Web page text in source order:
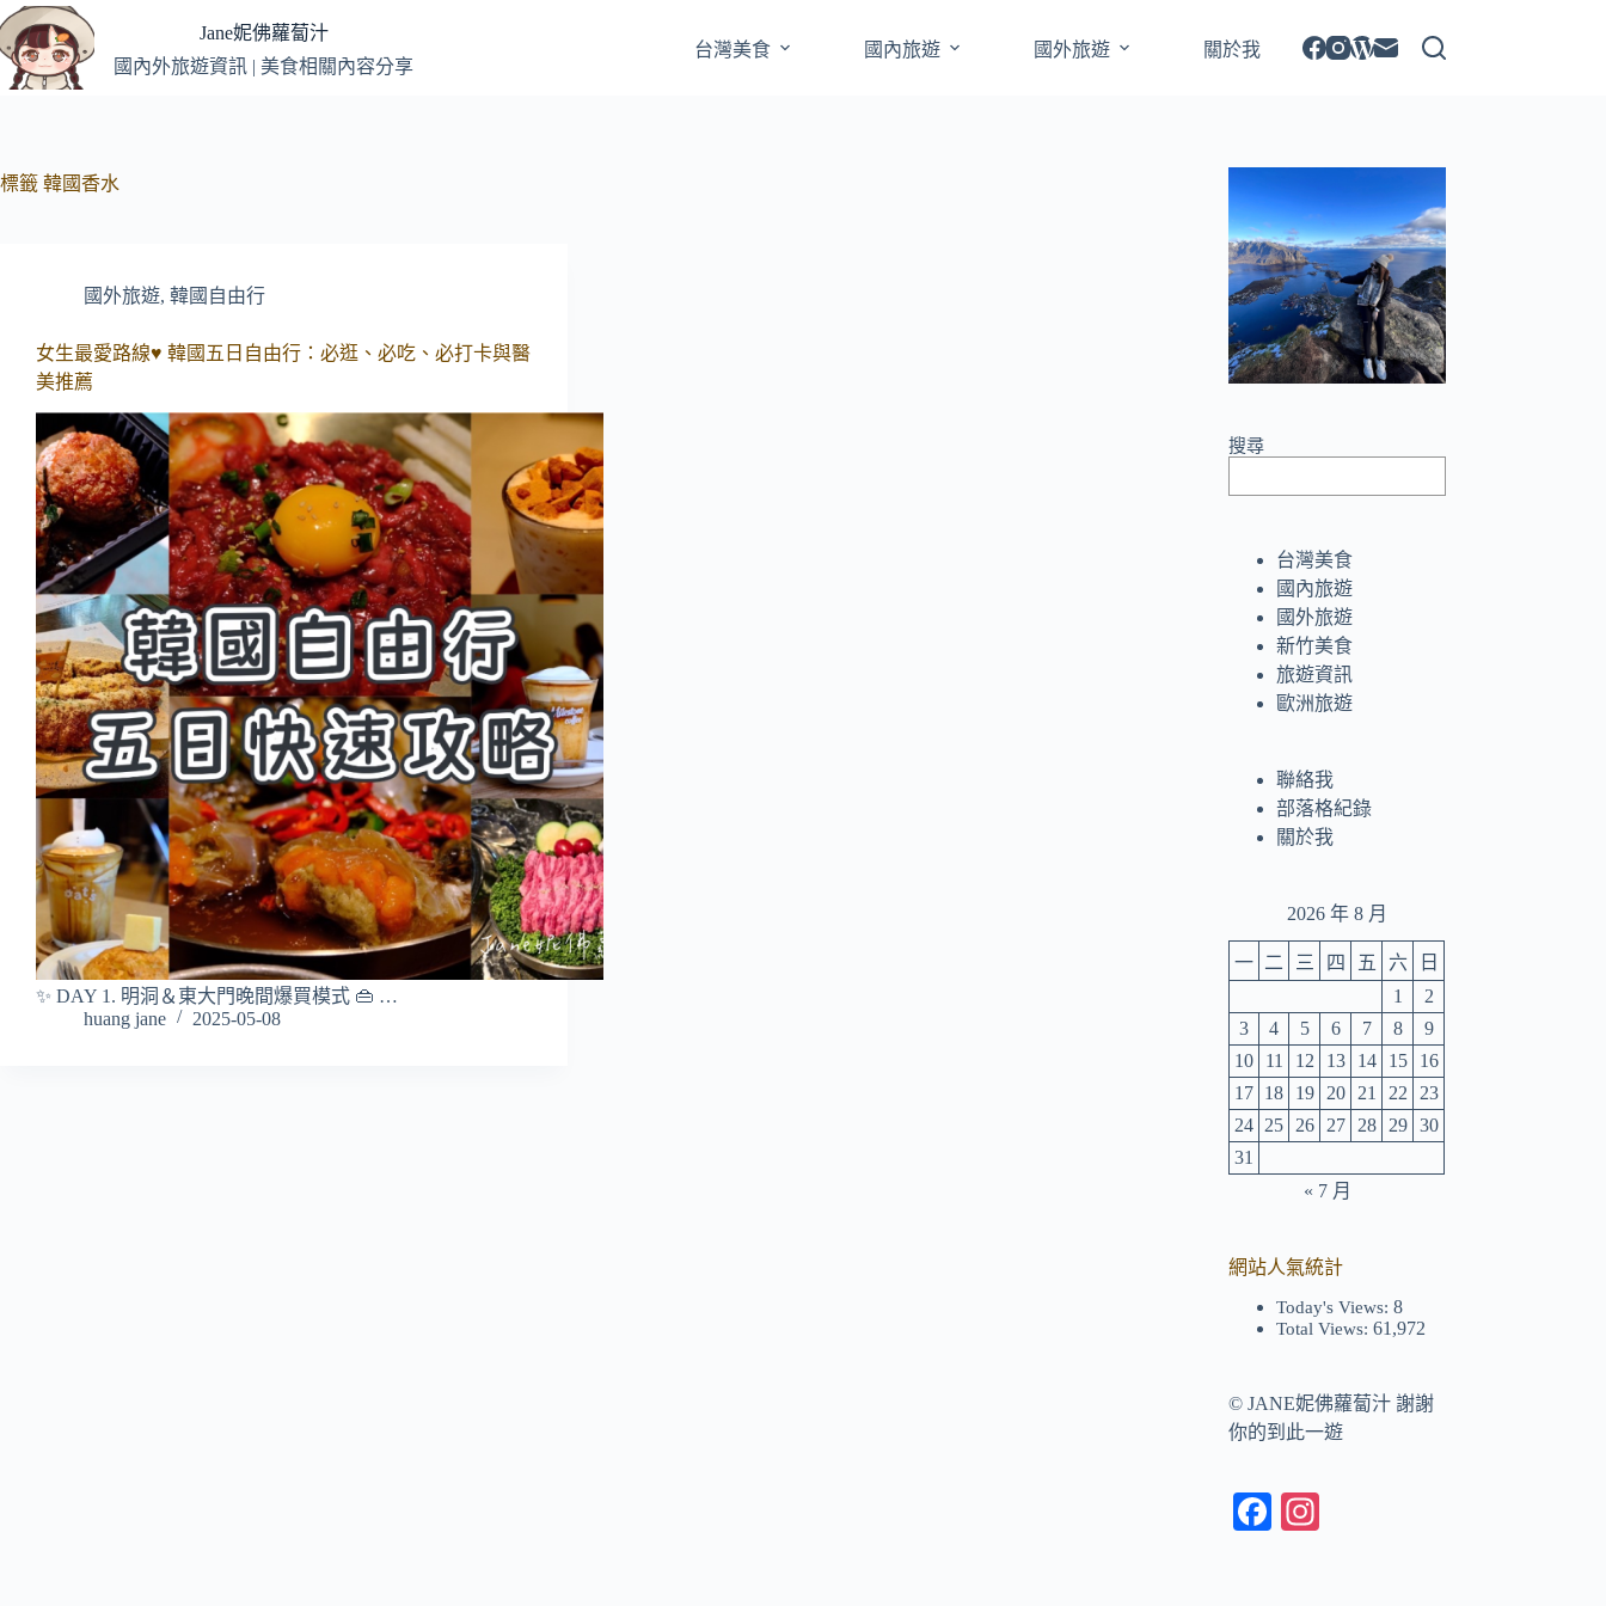
跳
至
主
Jane妮佛蘿蔔汁
國內外旅遊資訊 | 美食相關內容分享
台灣美食 國內旅遊 國外旅遊 關於我
標籤 韓國香水
國外旅遊, 韓國自由行
女生最愛路線♥ 韓國五日自由行：必逛、必吃、必打卡與醫
美推薦
✨ DAY 1. 明洞＆東大門晚間爆買模式 👜 …
huang jane
2025-05-08
搜尋
台灣美食
國內旅遊
國外旅遊
新竹美食
旅遊資訊
歐洲旅遊
聯絡我
部落格紀錄
關於我
2026 年 8 月
一 二 三 四 五 六
日
1
2
3
4 5 6 7 8
9
10
11 12 13 14 15
16
17 18 19 20 21 22
23
24 25 26 27 28 29
30
31
« 7 月
網站人氣統計
Today's Views:8
Total Views:61,972
©JANE妮佛蘿蔔汁 謝謝
你的到此一遊
Fa